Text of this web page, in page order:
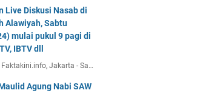
Live Diskusi Nasab di
Alawiyah, Sabtu
mulai pukul 9 pagi di
IBTV dll
Jakarta - Sa…
Agung Nabi SAW